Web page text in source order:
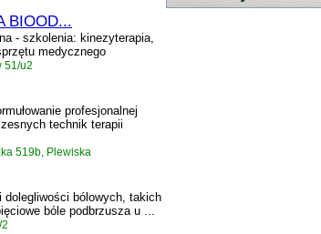
BIOOD...
- szkolenia: kinezyterapia,
medycznego
51/u2
profesjonalnej
technik terapii
519b, Plewiska
dolegliwości bólowych, takich
bóle podbrzusza u ...